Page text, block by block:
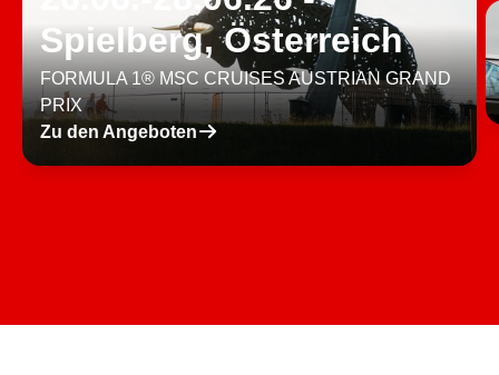
Spielberg, Österreich
FORMULA 1® MSC CRUISES AUSTRIAN GRAND
PRIX
Zu den Angeboten􀄫